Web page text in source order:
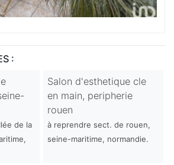
:
de la
Salon d'esthetique cle
en main, peripherie
rouen
à reprendre sect. de rouen,
seine-maritime, normandie.